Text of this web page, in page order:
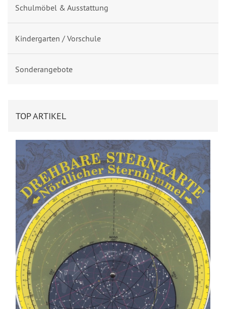
Schulmöbel & Ausstattung
Kindergarten / Vorschule
Sonderangebote
TOP ARTIKEL